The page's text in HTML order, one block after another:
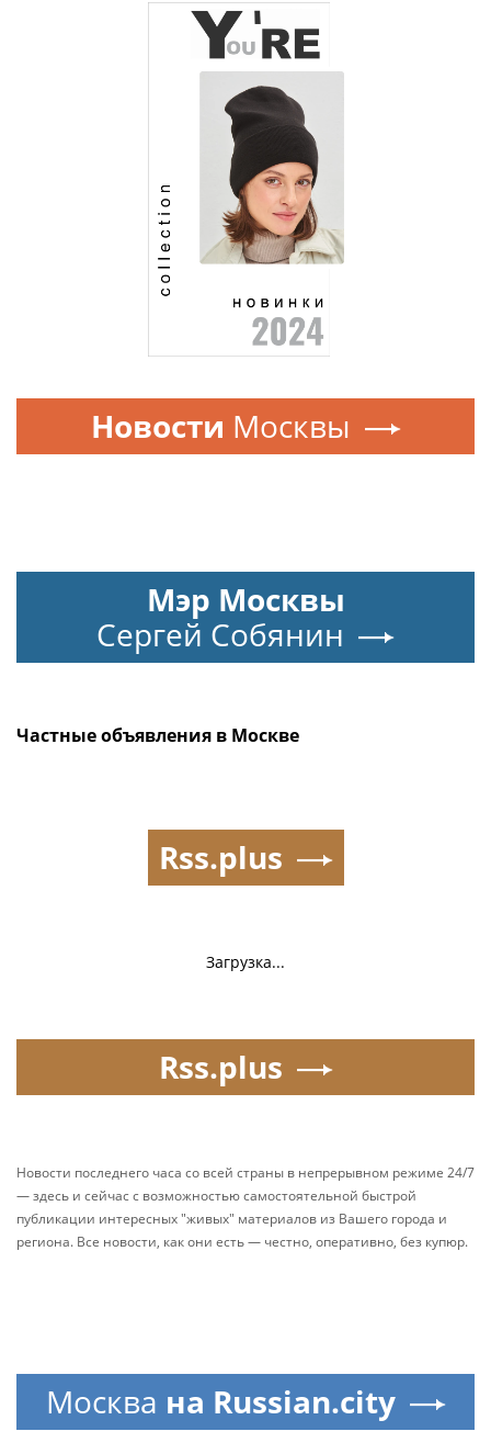
Новости Москвы
Мэр Москвы
Сергей Собянин
Частные объявления в Москве
Загрузка...
Rss.plus
Rss.plus
Новости последнего часа со всей страны в непрерывном режиме 24/7
— здесь и сейчас с возможностью самостоятельной быстрой
публикации интересных "живых" материалов из Вашего города и
региона. Все новости, как они есть — честно, оперативно, без купюр.
Москва на Russian.city